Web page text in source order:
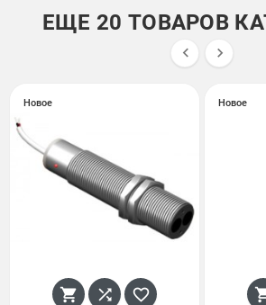
ЕЩЕ 20 ТОВАРОВ
 
Новое
  
Новое